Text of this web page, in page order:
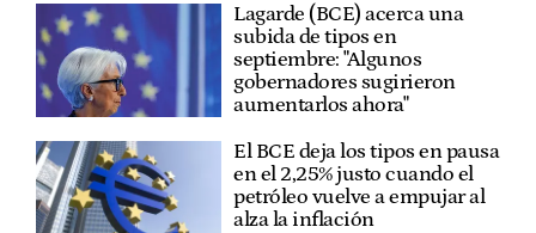
Lagarde (BCE) acerca una
subida de tipos en
septiembre: "Algunos
gobernadores sugirieron
aumentarlos ahora"
El BCE deja los tipos en pausa
en el 2,25% justo cuando el
petróleo vuelve a empujar al
alza la inflación